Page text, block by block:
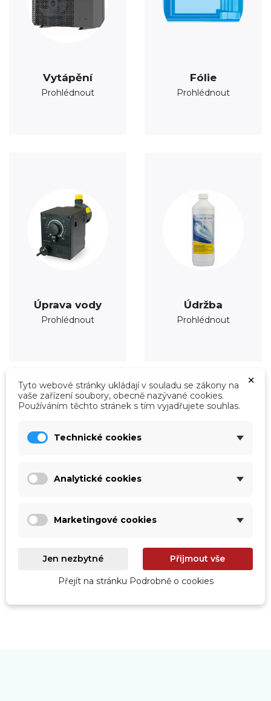
Vytápění
Prohlédnout
Fólie
Prohlédnout
Úprava vody
Prohlédnout
Údržba
Prohlédnout
×
Tyto webové stránky ukládají v souladu se zákony na
vaše zařízení soubory, obecně nazývané cookies.
Používáním těchto stránek s tím vyjadřujete souhlas.
Technické cookies
Analytické cookies
Marketingové cookies
Jen nezbytné Přijmout vše
Přejít na stránku Podrobně o cookies